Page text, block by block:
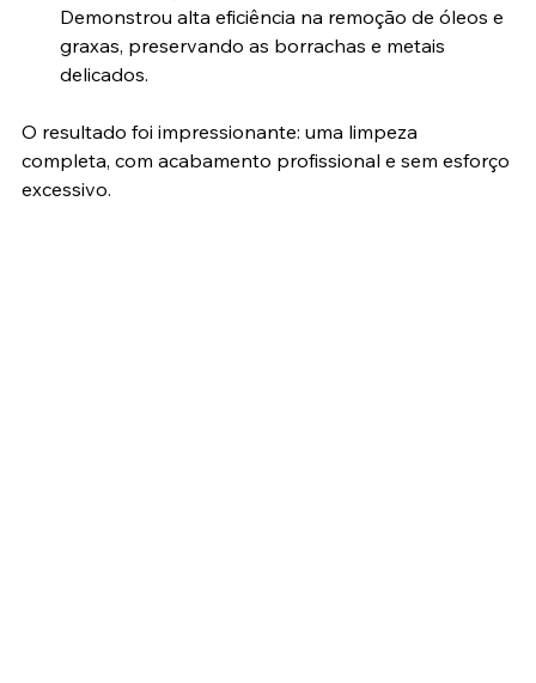
Demonstrou alta eficiência na remoção de óleos e
graxas, preservando as borrachas e metais
delicados.
O resultado foi impressionante: uma limpeza
completa, com acabamento profissional e sem esforço
excessivo.